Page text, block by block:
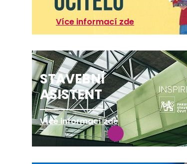
Více informací zde
STAVEBNÍ
ASISTENT
Více informací zde